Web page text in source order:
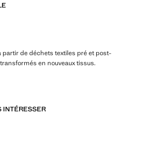
partir de déchets textiles pré et post-
en nouveaux tissus.
INTÉRESSER